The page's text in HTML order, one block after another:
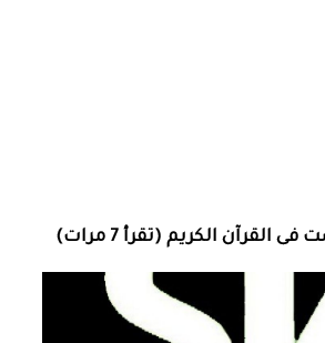
القرآن الكريم (تقرأ 7 مرات)